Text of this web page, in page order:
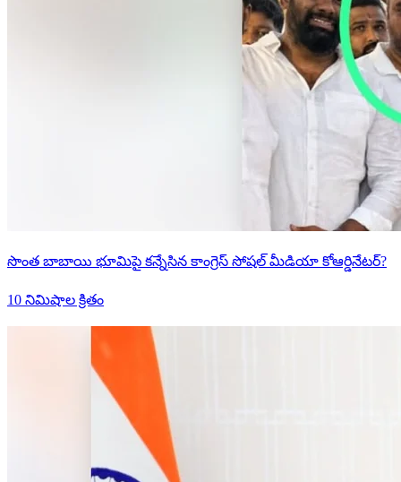
సొంత బాబాయి భూమిపై కన్నేసిన కాంగ్రెస్ సోషల్ మీడియా కోఆర్డినేటర్?
10 నిమిషాల క్రితం